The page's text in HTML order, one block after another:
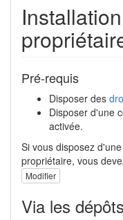
Pré-requis
Disposer des
Disposer d'une
activée.
Si vous disposez
propriétaire, vous
Modifier
Via les